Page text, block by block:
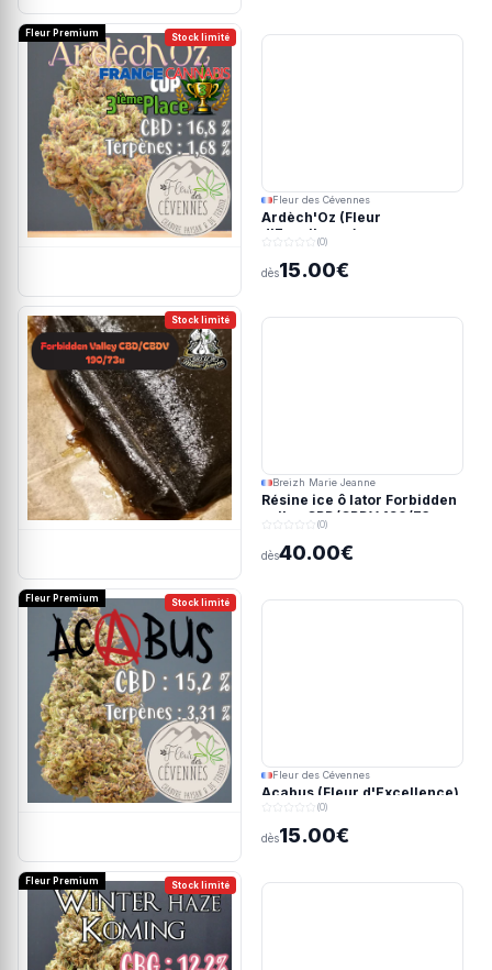
Stock limité
Fleur Premium
Fleur des Cévennes
Ardèch'Oz (Fleur
d'Excellence)
(0)
dès15.00€
Stock limité
Breizh Marie Jeanne
Résine ice ô lator Forbidden
valley CBD/CBDV 190/73u
(0)
dès40.00€
Stock limité
Fleur Premium
Fleur des Cévennes
Acabus (Fleur d'Excellence)
(0)
dès15.00€
Stock limité
Fleur Premium